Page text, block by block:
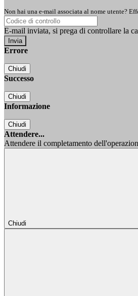
Non hai una e-mail associata al nome utente?
E-mail inviata, si prega di controllare la
Errore
Chiudi
Successo
Chiudi
Informazione
Chiudi
Attendere...
Attendere il completamento
Chiudi